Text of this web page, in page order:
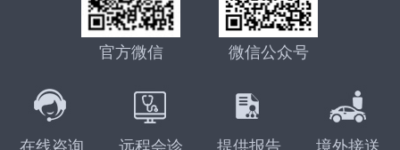
官方微信 微信公众号